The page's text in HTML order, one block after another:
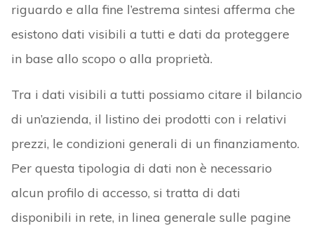
riguardo e alla fine l’estrema sintesi afferma che
esistono dati visibili a tutti e dati da proteggere
in base allo scopo o alla proprietà.
Tra i dati visibili a tutti possiamo citare il bilancio
di un’azienda, il listino dei prodotti con i relativi
prezzi, le condizioni generali di un finanziamento.
Per questa tipologia di dati non è necessario
alcun profilo di accesso, si tratta di dati
disponibili in rete, in linea generale sulle pagine